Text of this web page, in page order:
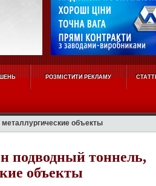
РОЗМІСТИТИ РЕКЛАМУ СТАТТІ
объекты
подводный тоннель,
объекты